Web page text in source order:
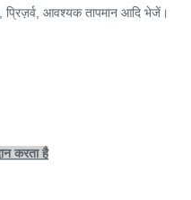
आवश्यक तापमान आदि भेजें।
करता है